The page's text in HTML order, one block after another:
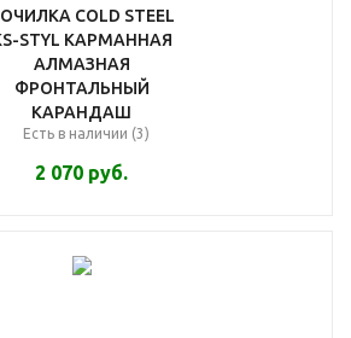
COLD STEEL
STYL КАРМАННАЯ
АЛМАЗНАЯ
ФРОНТАЛЬНЫЙ
КАРАНДАШ
Есть в наличии (3)
2 070 руб.